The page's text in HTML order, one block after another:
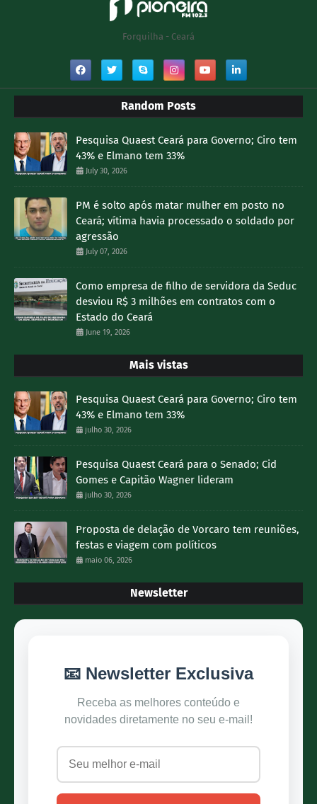
Forquilha - Ceará
Random Posts
Pesquisa Quaest Ceará para Governo; Ciro tem
43% e Elmano tem 33%
July 30, 2026
PM é solto após matar mulher em posto no
Ceará; vítima havia processado o soldado por
agressão
July 07, 2026
Como empresa de filho de servidora da Seduc
desviou R$ 3 milhões em contratos com o
Estado do Ceará
June 19, 2026
Mais vistas
Pesquisa Quaest Ceará para Governo; Ciro tem
43% e Elmano tem 33%
julho 30, 2026
Pesquisa Quaest Ceará para o Senado; Cid
Gomes e Capitão Wagner lideram
julho 30, 2026
Proposta de delação de Vorcaro tem reuniões,
festas e viagem com políticos
maio 06, 2026
Newsletter